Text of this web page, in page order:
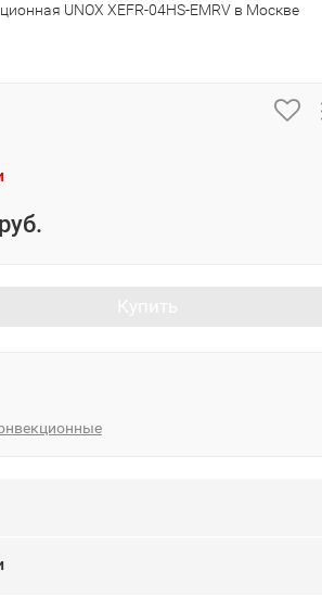
UNOX XEFR-04HS-EMRV в Москве